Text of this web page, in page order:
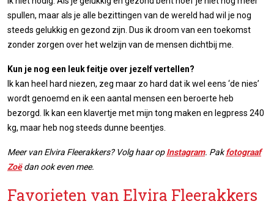
spullen, maar als je alle bezittingen van de wereld had wil je nog
steeds gelukkig en gezond zijn. Dus ik droom van een toekomst
zonder zorgen over het welzijn van de mensen dichtbij me.
Kun je nog een leuk feitje over jezelf vertellen?
Ik kan heel hard niezen, zeg maar zo hard dat ik wel eens ‘de nies’
wordt genoemd en ik een aantal mensen een beroerte heb
bezorgd. Ik kan een klavertje met mijn tong maken en legpress 240
kg, maar heb nog steeds dunne beentjes.
Meer van Elvira Fleerakkers? Volg haar opInstagram. Pakfotograaf
Zoëdan ook even mee.
Favorieten van Elvira Fleerakkers